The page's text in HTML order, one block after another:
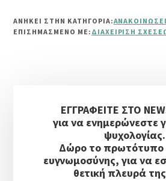
ΑΝΗΚΕΙ ΣΤΗΝ ΚΑΤΗΓΟΡΙΑ:
ΕΠΙΣΗΜΑΣΜΈΝΟ ΜΕ: ΔΙΑΧΕΊΡΙΣΗ
ΠλευρικήΕΓΓΡΑΦΕΙΤΕ ΣΤΟ
για να ενημερώνεστε
ψυχολογίας.
Δώρο το πρωτότυπο
ευγνωμοσύνης, για να
θετική πλευρά